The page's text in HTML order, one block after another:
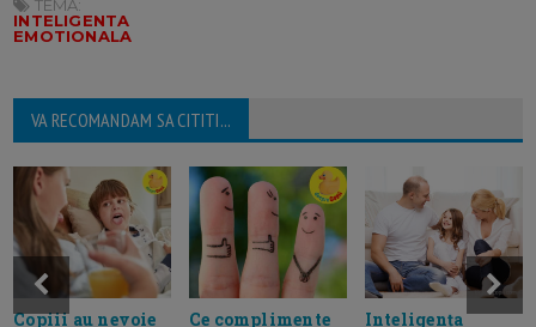
TEMA:
INTELIGENTA
EMOTIONALA
VA RECOMANDAM SA CITITI...
Copiii au nevoie
Ce complimente
Inteligența